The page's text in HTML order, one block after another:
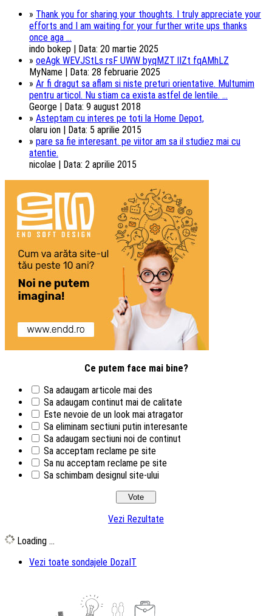
» Thank you for sharing your thoughts. I truly appreciate your
efforts and I am waiting for your further write ups thanks
once aga ...
indo bokep | Data: 20 martie 2025
» oeAgk WEVJStLs rsF UWW byqMZT lIZt fqAMhLZ
MyName | Data: 28 februarie 2025
» Ar fi dragut sa aflam si niste preturi orientative. Multumim
pentru articol. Nu stiam ca exista astfel de lentile. ...
George | Data: 9 august 2018
» Asteptam cu interes pe toti la Home Depot,
olaru ion | Data: 5 aprilie 2015
» pare sa fie interesant. pe viitor am sa il studiez mai cu
atentie.
nicolae | Data: 2 aprilie 2015
Ce putem face mai bine?
Sa adaugam articole mai des
Sa adaugam continut mai de calitate
Este nevoie de un look mai atragator
Sa eliminam sectiuni putin interesante
Sa adaugam sectiuni noi de continut
Sa acceptam reclame pe site
Sa nu acceptam reclame pe site
Sa schimbam designul site-ului
Vezi Rezultate
Loading ...
Vezi toate sondajele DozaIT